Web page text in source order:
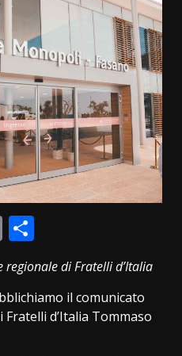
Copy
Link di Fratelli d’Italia
il comunicato
d’Italia Tommaso